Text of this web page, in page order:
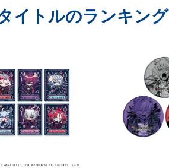
イトルのランキング